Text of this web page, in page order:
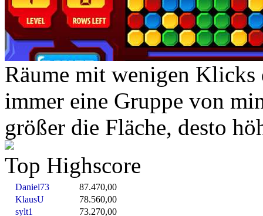
Räume mit wenigen
immer eine Gruppe von
größer die Fläche, desto
Top Highscore
Daniel73
87.470,00
KlausU
78.560,00
sylt1
73.270,00